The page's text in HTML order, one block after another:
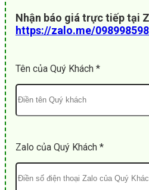
Nhận báo giá trực tiếp tại
https://zalo.me/
Tên của Quý Khách *
Zalo của Quý Khách *